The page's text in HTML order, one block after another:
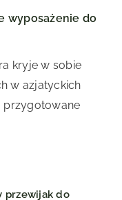
wyposażenie do
kryje w sobie
w azjatyckich
przygotowane
przewijak do